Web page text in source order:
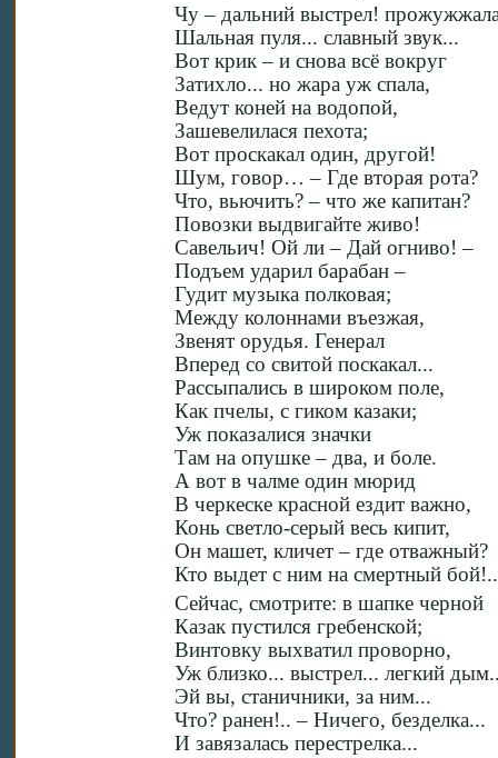
Чу – дальний выстрел!
Шальная пуля... славный звук...
Вот крик – и снова всё вокруг
Затихло... но жара уж спала,
Ведут коней на водопой,
Зашевелилася пехота;
Вот проскакал один, другой!
Шум, говор… – Где вторая рота?
Что, вьючить? – что же капитан?
Повозки выдвигайте живо!
Савельич! Ой ли – Дай огниво! –
Подъем ударил барабан –
Гудит музыка полковая;
Между колоннами въезжая,
Звенят орудья. Генерал
Вперед со свитой поскакал...
Рассыпались в широком поле,
Как пчелы, с гиком казаки;
Уж показалися значки
Там на опушке – два, и боле.
А вот в чалме один мюрид
В черкеске красной ездит важно,
Конь светло-серый весь кипит,
Он машет, кличет – где отважный?
Кто выдет с ним на смертный бой!..
Сейчас, смотрите: в шапке черной
Казак пустился гребенской;
Винтовку выхватил проворно,
Уж близко... выстрел... легкий
Эй вы, станичники, за ним...
Что? ранен!.. – Ничего, безделка...
И завязалась перестрелка...